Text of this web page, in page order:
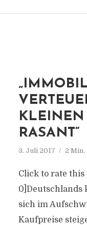
KLEINEN
ASANT“
3. Juli 2017 2 Min.
Click to rate this
0]Deutschlands
sich im
Kaufpreise